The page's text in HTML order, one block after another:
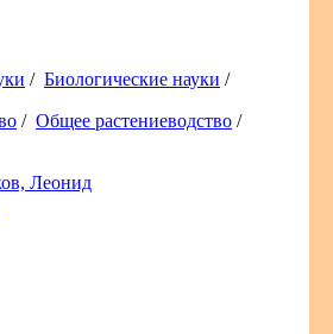
/ Биологические науки /
/ Общее растениеводство /
Леонид